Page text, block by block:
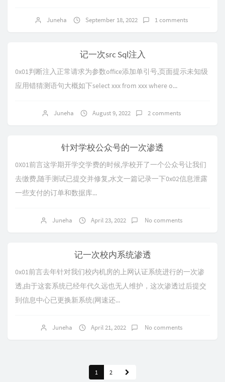
Juneha September 18, 2022 1 comments
记一次src Sql注入
0x01判断注入正常请求为参数office添加单引号,页面提示未知级
应用错猜测语句大概如下select xxx from xxx where o...
Juneha August 9, 2022 2 comments
针对学校公众号的一次渗透
0X01前言这学期开学交学费的时候,学校开了一个公众号让我们
去缴费,随手测试已提交并修复,水文一篇记录一下0x02信息泄露
一些支付的订单和数据库...
Juneha April 23, 2022 No comments
记一次校内系统渗透
0x01前言去年针对我们校内机房的上网认证系统进行的一次渗
透,由于这套系统已经年代久远也无人维护，这次渗透过后提交
到信息中心已更换新系统(网速还...
Juneha April 21, 2022 No comments
1 2